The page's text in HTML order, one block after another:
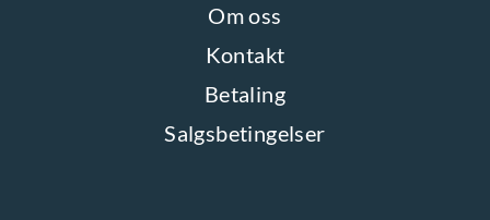
Om oss
Kontakt
Betaling
Salgsbetingelser